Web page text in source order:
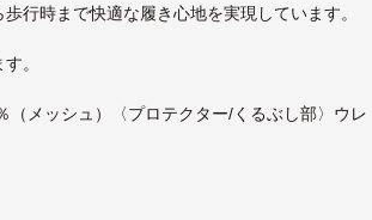
行時まで快適な履き心地を実現しています。
。
メッシュ）〈プロテクター/くるぶし部〉ウレ